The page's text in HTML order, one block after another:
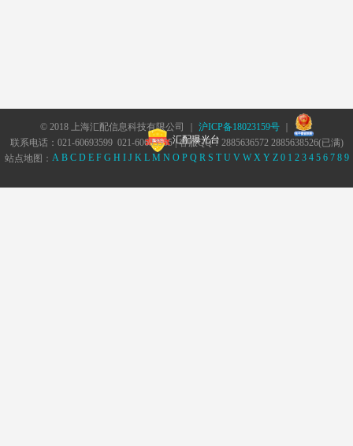
© 2018 上海汇配信息科技有限公司 ｜ 沪ICP备18023159号｜
汇配曝光台
联系电话：021-60693599 021-60693555 | 客服QQ：2885636572 2885638526(已满)
站点地图： A B C D E F G H I J K L M N O P Q R S T U V W X Y Z 0 1 2 3 4 5 6 7 8 9